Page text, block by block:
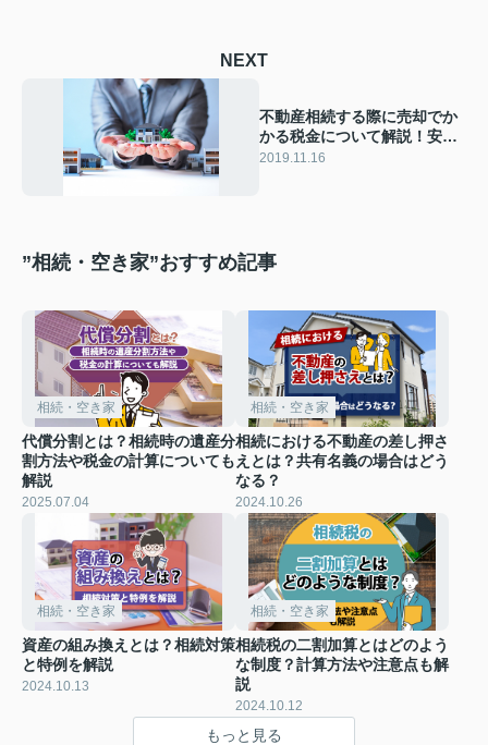
NEXT
不動産相続する際に売却でか
かる税金について解説！安く
なる特例も
2019.11.16
”相続・空き家”おすすめ記事
相続・空き家
代償分割とは？相続時の遺産分
割方法や税金の計算についても
解説
2025.07.04
相続・空き家
相続における不動産の差し押さ
えとは？共有名義の場合はどう
なる？
2024.10.26
相続・空き家
資産の組み換えとは？相続対策
と特例を解説
2024.10.13
相続・空き家
相続税の二割加算とはどのよう
な制度？計算方法や注意点も解
説
2024.10.12
もっと見る